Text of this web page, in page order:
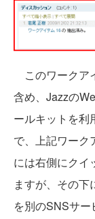
このワークア
含め、Jazzの
ールキットを利
で、上記ワーク
には右側にクイ
ますが、その下
を別のSNSサー